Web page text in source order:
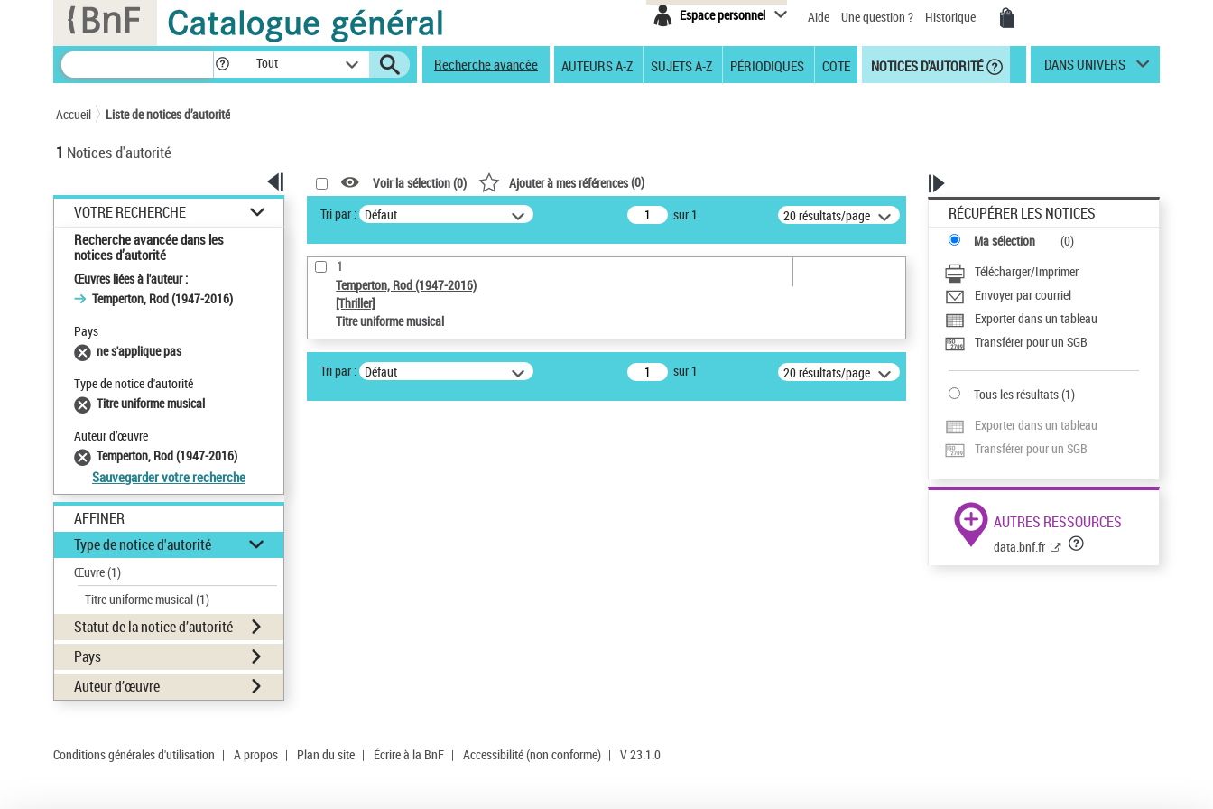
Espace personnel Aide Une question ? Historique
Tout Recherche avancée AUTEURS A-Z SUJETS A-Z PÉRIODIQUES COTE NOTICES D'AUTORITÉ DANS UNIVERS
Accueil Liste de notices d’autorité
1 Notices d'autorité
VOTRE RECHERCHE
Recherche avancée dans les
notices d’autorité
Œuvres liées à l'auteur :
Temperton, Rod (1947-2016)
Pays
ne s'applique pas
Type de notice d'autorité
Titre uniforme musical
Auteur d’œuvre
Temperton, Rod (1947-2016)
Sauvegarder votre recherche
AFFINER
Type de notice d'autorité
Œuvre(1)
Titre uniforme musical(1)
Statut de la notice d’autorité
Pays
Auteur d’œuvre
Voir la sélection (0) Ajouter à mes références(0)
Tri par : Défaut sur 1 20 résultats/page
1
Temperton, Rod (1947-2016)
[Thriller]
Titre uniforme musical
Tri par : Défaut sur 1 20 résultats/page
RÉCUPÉRER LES NOTICES
Ma sélection (0)
Télécharger/Imprimer
Envoyer par courriel
Exporter dans un tableau
Transférer pour un SGB
Tous les résultats(1)
Exporter dans un tableau
Transférer pour un SGB
AUTRES RESSOURCES
data.bnf.fr
Conditions générales d'utilisation | A propos | Plan du site | Écrire à la BnF | Accessibilité (non conforme) | V 23.1.0
Panneau de gestion des cookies